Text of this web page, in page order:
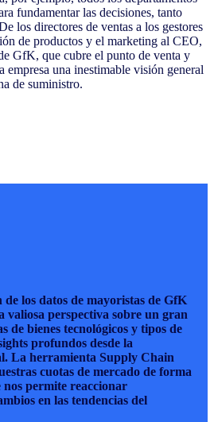
fundamentar las decisiones, tanto
los directores de ventas a los gestores
de productos y el marketing al CEO,
GfK, que cubre el punto de venta y
empresa una inestimable visión general
de suministro.
los datos de mayoristas de GfK
valiosa perspectiva sobre un gran
de bienes tecnológicos y tipos de
profundos desde la
La herramienta Supply Chain
cuotas de mercado de forma
permite reaccionar
en las tendencias del